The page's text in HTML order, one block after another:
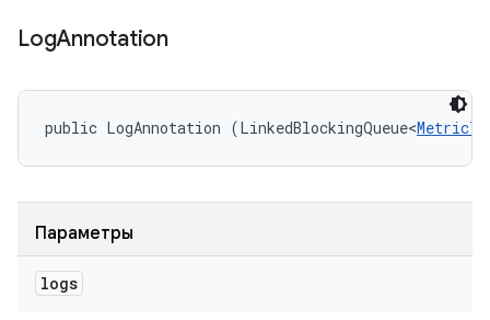
LogAnnotation
public LogAnnotation (LinkedBlockingQueue<
Параметры
logs